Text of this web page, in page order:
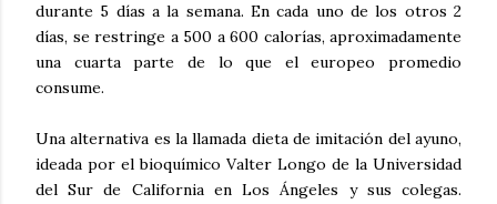
durante 5 días a la semana. En cada uno de los otros 2
días, se restringe a 500 a 600 calorías, aproximadamente
una cuarta parte de lo que el europeo promedio
consume.
Una alternativa es la llamada dieta de imitación del ayuno,
ideada por el bioquímico Valter Longo de la Universidad
del Sur de California en Los Ángeles y sus colegas.